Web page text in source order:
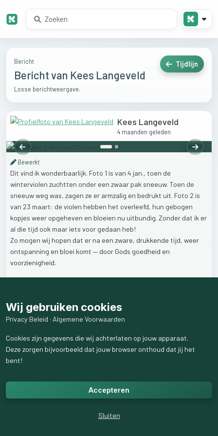
Bericht
Bericht van Kees Langeveld
Losse berichtweergave.
Tijdlijn
Kees Langeveld
4 maanden geleden
Vorige
Bewerkt
Dit vind ik wonderbaarlijk. Foto 1 is van 4 jan., toen de
winterviolen zuchtten onder een zwaar pak sneeuw. Toen de
sneeuwweg was, zagen ze er armzalig en bedrukt uit. Foto 2 is
van 23 maart: de violen hebben het overleefd, hun gebogen
kopjes weer opgeheven en bloeien nu uitbundig. Zonder dat ik er
al die tijd ook maar iets voor gedaan heb!
Zo mogen wij hopen dat er na een zware, drukkende tijd, weer
ontspanning en bloei komt — door Gods goedheid en
voorzienigheid.
Wij gebruiken cookies
Privacy Beleid · Algemene Voorwaarden
Cookies zijn gegevens die wij achterlaten op jouw apparaat.
Deze zorgen bijvoorbeeld dat jouw browser onthoud dat jij het
bent!
Accepteren
Sluiten